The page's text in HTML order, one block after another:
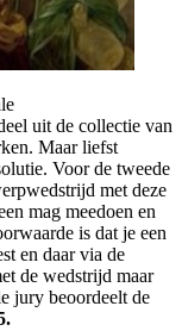
uit de collectie van
Maar liefst
Voor de tweede
met deze
mag meedoen en
is dat je een
en daar via de
de wedstrijd maar
jury beoordeelt de